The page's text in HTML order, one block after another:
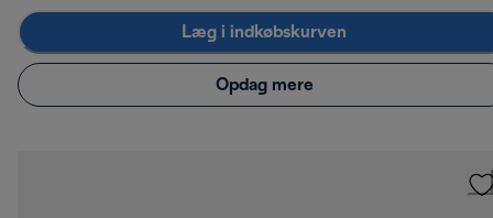
Læg i indkøbskurven
Opdag mere